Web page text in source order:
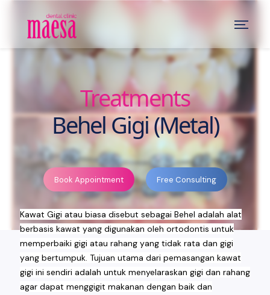
Treatments
Behel Gigi (Metal)
Book Appointment Free Consulting
Kawat Gigi atau biasa disebut sebagai Behel adalah alat
berbasis kawat yang digunakan oleh ortodontis untuk
memperbaiki gigi atau rahang yang tidak rata dan gigi
yang bertumpuk. Tujuan utama dari pemasangan kawat
gigi ini sendiri adalah untuk menyelaraskan gigi dan rahang
agar dapat menggigit makanan dengan baik dan